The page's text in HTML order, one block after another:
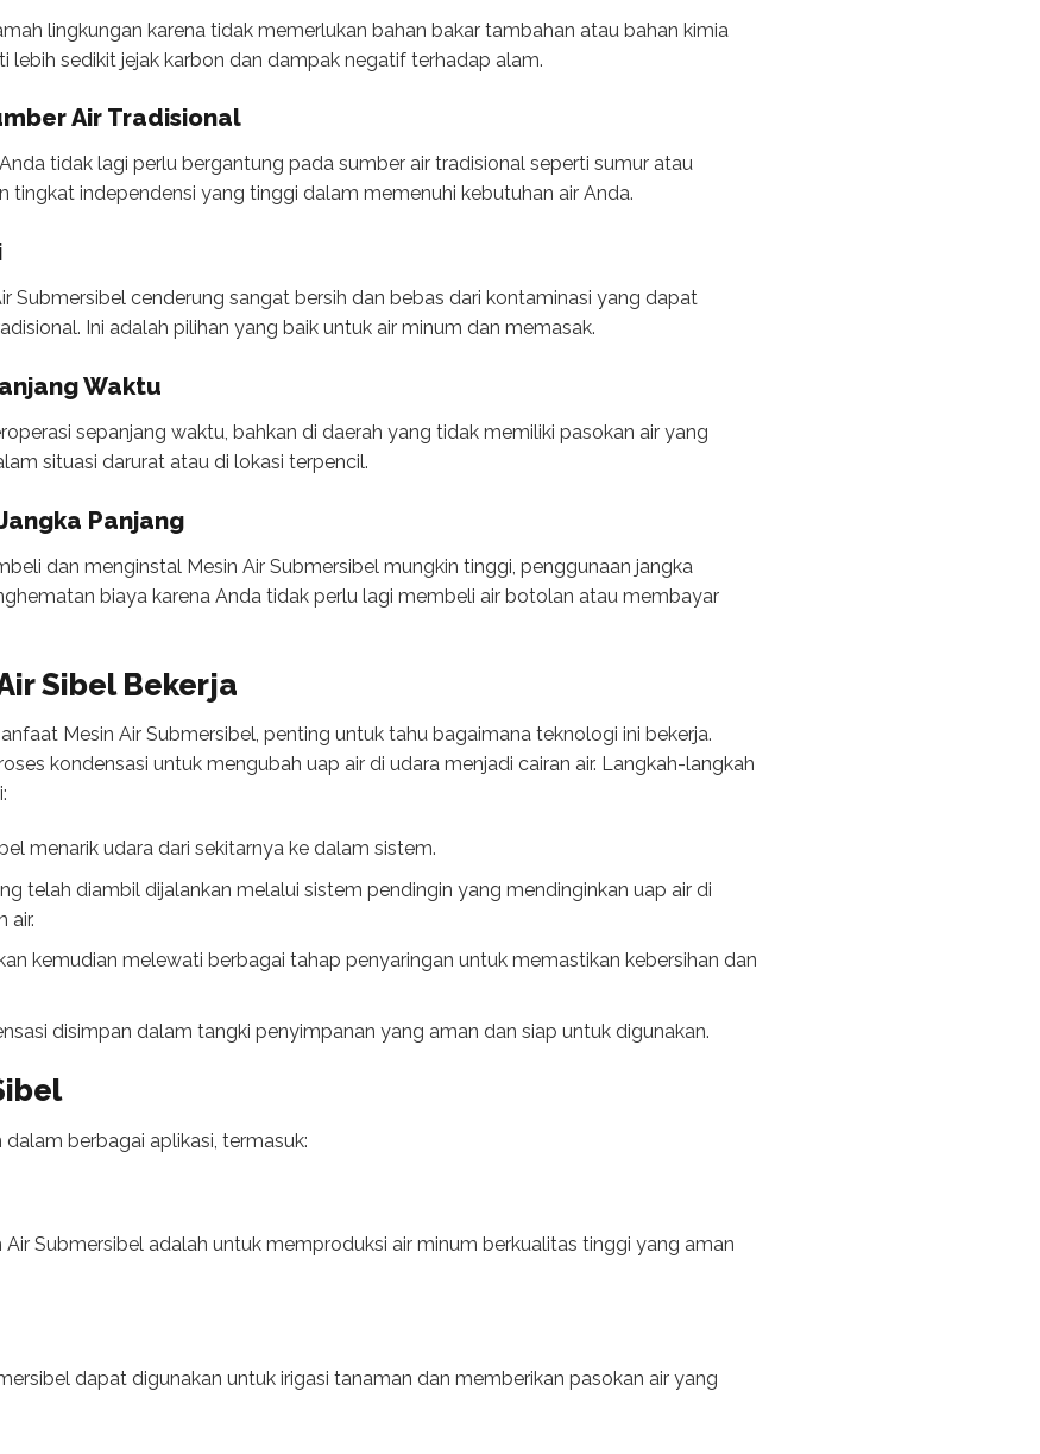
lingkungan karena tidak memerlukan bahan bakar tambahan atau bahan kimia
lebih sedikit jejak karbon dan dampak negatif terhadap alam.
Air Tradisional
tidak lagi perlu bergantung pada sumber air tradisional seperti sumur atau
tingkat independensi yang tinggi dalam memenuhi kebutuhan air Anda.
Submersibel cenderung sangat bersih dan bebas dari kontaminasi yang dapat
Ini adalah pilihan yang baik untuk air minum dan memasak.
Waktu
sepanjang waktu, bahkan di daerah yang tidak memiliki pasokan air yang
situasi darurat atau di lokasi terpencil.
Panjang
dan menginstal Mesin Air Submersibel mungkin tinggi, penggunaan jangka
biaya karena Anda tidak perlu lagi membeli air botolan atau membayar
Sibel Bekerja
Mesin Air Submersibel, penting untuk tahu bagaimana teknologi ini bekerja.
kondensasi untuk mengubah uap air di udara menjadi cairan air. Langkah-langkah
menarik udara dari sekitarnya ke dalam sistem.
telah diambil dijalankan melalui sistem pendingin yang mendinginkan uap air di
air.
kemudian melewati berbagai tahap penyaringan untuk memastikan kebersihan dan
disimpan dalam tangki penyimpanan yang aman dan siap untuk digunakan.
berbagai aplikasi, termasuk:
Submersibel adalah untuk memproduksi air minum berkualitas tinggi yang aman
dapat digunakan untuk irigasi tanaman dan memberikan pasokan air yang